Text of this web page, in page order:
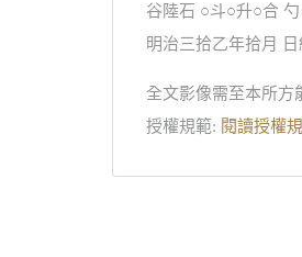
谷陸石 ○斗○升○合
明治三拾乙年拾月 日
全文影像需至本所方
授權規範: 閱讀授權